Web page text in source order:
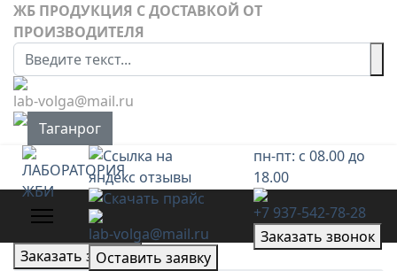
ЖБ ПРОДУКЦИЯ С ДОСТАВКОЙ ОТ
ПРОИЗВОДИТЕЛЯ
Поиск
lab-volga@mail.ru
Выберите язык
Таганрог
ЛАБОРАТОРИЯ
ЖБИ
lab-volga@mail.ru
Оставить заявку
пн-пт: с 08.00 до
18.00
+7 937-542-78-28
Заказать звонок
Заказать звонок